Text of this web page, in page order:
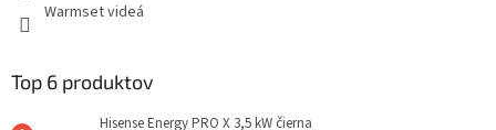
Warmset videá
Top 6 produktov
Hisense Energy PRO X 3,5 kW čierna